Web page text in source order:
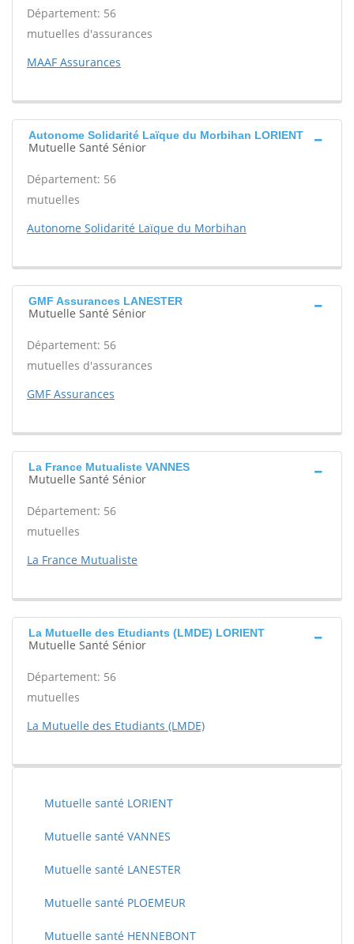
Département: 56
mutuelles d'assurances
MAAF Assurances
Autonome Solidarité Laïque du Morbihan LORIENT
Mutuelle Santé Sénior
Département: 56
mutuelles
Autonome Solidarité Laïque du Morbihan
GMF Assurances LANESTER
Mutuelle Santé Sénior
Département: 56
mutuelles d'assurances
GMF Assurances
La France Mutualiste VANNES
Mutuelle Santé Sénior
Département: 56
mutuelles
La France Mutualiste
La Mutuelle des Etudiants (LMDE) LORIENT
Mutuelle Santé Sénior
Département: 56
mutuelles
La Mutuelle des Etudiants (LMDE)
Mutuelle santé LORIENT
Mutuelle santé VANNES
Mutuelle santé LANESTER
Mutuelle santé PLOEMEUR
Mutuelle santé HENNEBONT